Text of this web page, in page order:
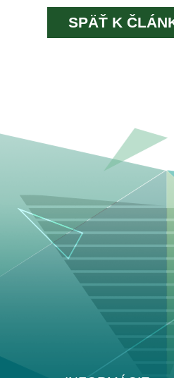
SPÄŤ K